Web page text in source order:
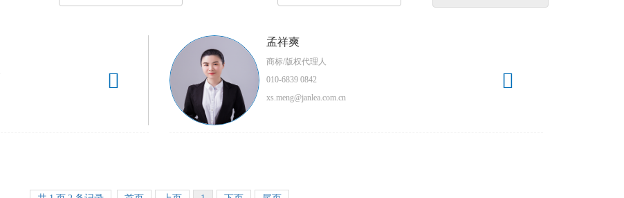
 
孟祥爽
商标/版权代理人
010-6839 0842
xs.meng@janlea.com.cn